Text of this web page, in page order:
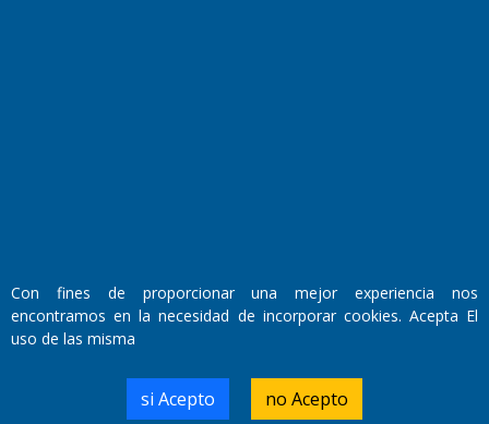
Director Periodístico:
Walter René Goñi
Domicilio Legal: José Ingenieros 855,
Santa Rosa, La Pampa.
Con fines de proporcionar una mejor experiencia nos
encontramos en la necesidad de incorporar cookies. Acepta El
uso de las misma
si Acepto no Acepto